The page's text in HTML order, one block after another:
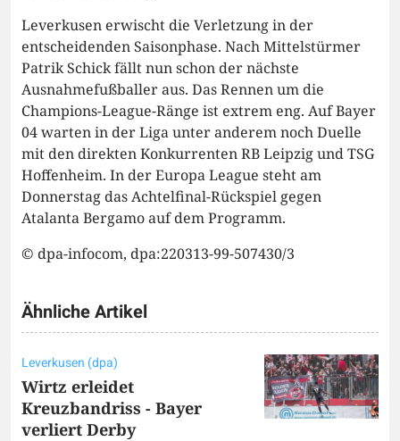
Leverkusen erwischt die Verletzung in der
entscheidenden Saisonphase. Nach Mittelstürmer
Patrik Schick fällt nun schon der nächste
Ausnahmefußballer aus. Das Rennen um die
Champions-League-Ränge ist extrem eng. Auf Bayer
04 warten in der Liga unter anderem noch Duelle
mit den direkten Konkurrenten RB Leipzig und TSG
Hoffenheim. In der Europa League steht am
Donnerstag das Achtelfinal-Rückspiel gegen
Atalanta Bergamo auf dem Programm.
© dpa-infocom, dpa:220313-99-507430/3
Ähnliche Artikel
Leverkusen (dpa)
Wirtz erleidet
Kreuzbandriss - Bayer
verliert Derby